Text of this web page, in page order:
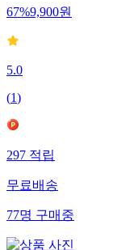
67%9,900원
5.0
(1)
297적립
무료배송
77명구매중